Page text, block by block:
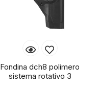
Fondina dch8 polimero
sistema rotativo 3